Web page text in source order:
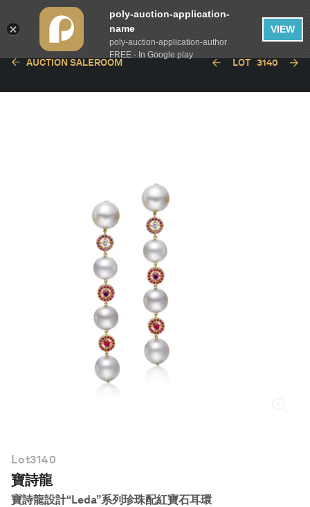
AUCTION SALEROOM LOT 3140
Lot3140
寶詩龍
寶詩龍設計“Leda”系列珍珠配紅寶石耳環
poly-auction-application-
name
poly-auction-application-author
FREE - In Google play
VIEW